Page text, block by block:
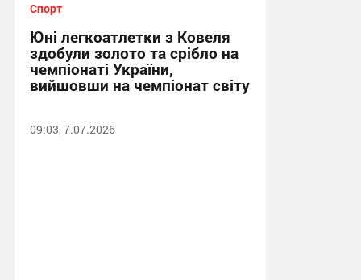
Спорт
Юні легкоатлетки з Ковеля
здобули золото та срібло на
чемпіонаті України,
вийшовши на чемпіонат світу
09:03, 7.07.2026